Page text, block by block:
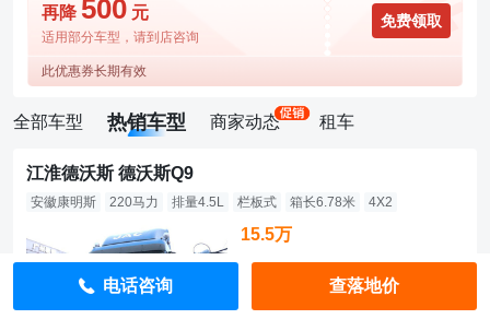
再降 500 元
适用部分车型，请到店咨询
免费领取
此优惠券长期有效
全部车型 热销车型 商家动态 租车
江淮德沃斯 德沃斯Q9
安徽康明斯 220马力 排量4.5L 栏板式 箱长6.78米 4X2
15.5万
直降7800元
指导价：16.28万
电话咨询 查落地价